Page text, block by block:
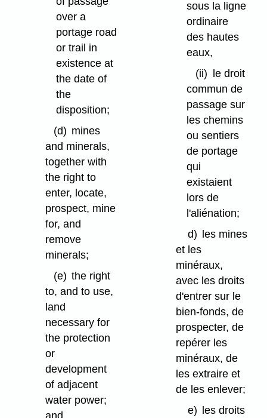
over a
portage road
or trail in
existence at
the date of
the
disposition;
(d) mines
and minerals,
together with
the right to
enter, locate,
prospect, mine
for, and
remove
minerals;
(e) the right
to, and to use,
land
necessary for
the protection
or
development
of adjacent
water power;
and
sous la ligne
ordinaire
des hautes
eaux,
(ii)
le droit
commun de
passage sur
les chemins
ou sentiers
de portage
qui
existaient
lors de
l'aliénation;
d) les mines
et les
minéraux,
avec les droits
d'entrer sur le
bien-fonds, de
prospecter, de
repérer les
minéraux, de
les extraire et
de les enlever;
e) les droits